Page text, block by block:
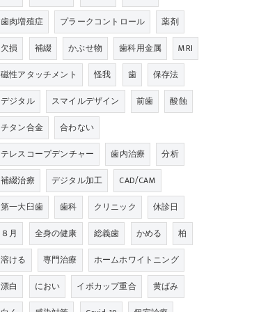
歯肉増殖症
プラークコントロール
薬剤
欠損
補綴 かぶせ物 歯科用金属
MRI
磁性アタッチメント
怪我 歯
保存法
デジタル
スマイルデザイン 前歯
酸蝕
チタン合金
合わない
テレスコープデンチャー
歯内治療
分析
補綴治療
デジタル加工
CAD/CAM
第一大臼歯
歯科 クリニック
休診日
８月
全身の健康 総義歯 かめる
柏
溶ける
専門治療
ホームホワイトニング
漂白
におい イボカップ重合
黄ばみ